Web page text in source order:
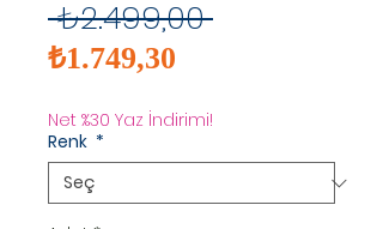
₺2.499,00 Normal
₺1.749,30
Net %30 Yaz İndirimi!
Renk *